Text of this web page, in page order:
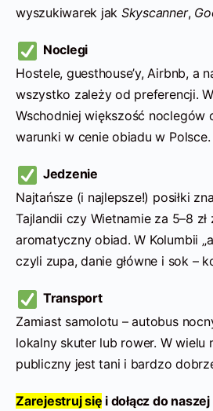
wyszukiwarek jak Skyscanner,
Noclegi
Hostele, guesthouse’y, Airbnb, a
wszystko zależy od preferencji.
Wschodniej większość
warunki w cenie obiadu w Polsce.
Jedzenie
Najtańsze (i najlepsze!) posiłki
Tajlandii czy Wietnamie za 5–8 zł
aromatyczny obiad. W Kolumbii
czyli zupa, danie główne i sok –
Transport
Zamiast samolotu – autobus
lokalny skuter lub rower. W wielu
publiczny jest tani i bardzo
Zarejestruj się i dołącz do